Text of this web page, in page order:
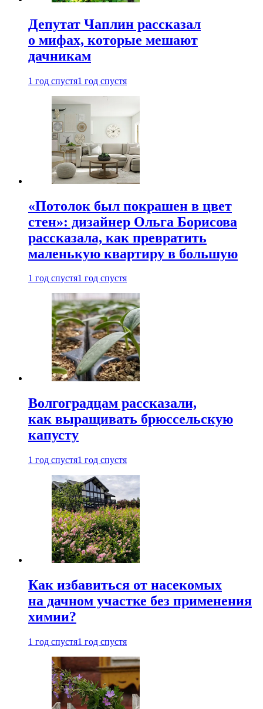
Депутат Чаплин рассказал
о мифах, которые мешают
дачникам
1 год спустя1 год спустя
«Потолок был покрашен в цвет
стен»: дизайнер Ольга Борисова
рассказала, как превратить
маленькую квартиру в большую
1 год спустя1 год спустя
Волгоградцам рассказали,
как выращивать брюссельскую
капусту
1 год спустя1 год спустя
Как избавиться от насекомых
на дачном участке без применения
химии?
1 год спустя1 год спустя